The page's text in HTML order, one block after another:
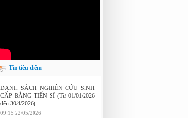
Tin tiêu điểm
Nghiên cứu chế tạo hệ thống xác định
hướng vật thể độ chính xác cao dựa trên
từ kế và vật liệu biến hóa
DANH SÁCH NGHIÊN CỨU SINH
CẤP BẰNG TIẾN SĨ (Từ 01/01/2026
đến 30/4/2026)